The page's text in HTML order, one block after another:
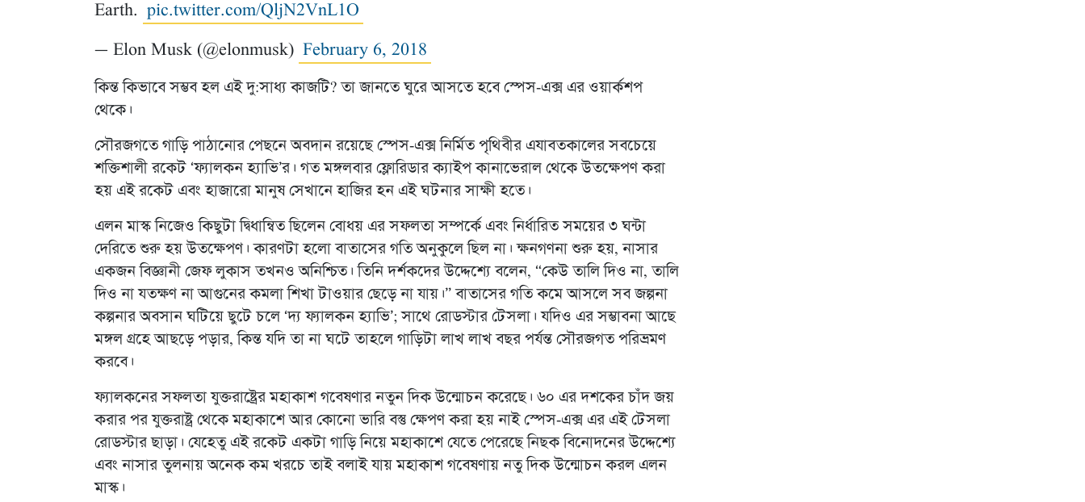
Earth. pic.twitter.com/QljN2VnL1O
— Elon Musk (@elonmusk) February 6, 2018
কিন্ত কিভাবে সম্ভব হল এই দু:সাধ্য কাজটি? তা জানতে ঘুরে আসতে হবে স্পেস-এক্স এর ওয়ার্কশপ
থেকে।
সৌরজগতে গাড়ি পাঠানোর পেছনে অবদান রয়েছে স্পেস-এক্স নির্মিত পৃথিবীর এযাবতকালের সবচেয়ে
শক্তিশালী রকেট ‘ফ্যালকন হ্যাভি’র। গত মঙ্গলবার ফ্লোরিডার ক্যাইপ কানাভেরাল থেকে উতক্ষেপণ করা
হয় এই রকেট এবং হাজারো মানুষ সেখানে হাজির হন এই ঘটনার সাক্ষী হতে।
এলন মাস্ক নিজেও কিছুটা দ্বিধান্বিত ছিলেন বোধয় এর সফলতা সম্পর্কে এবং নির্ধারিত সময়ের ৩ ঘন্টা
দেরিতে শুরু হয় উতক্ষেপণ। কারণটা হলো বাতাসের গতি অনুকুলে ছিল না। ক্ষনগণনা শুরু হয়, নাসার
একজন বিজ্ঞানী জেফ লুকাস তখনও অনিশ্চিত। তিনি দর্শকদের উদ্দেশ্যে বলেন, “কেউ তালি দিও না, তালি
দিও না যতক্ষণ না আগুনের কমলা শিখা টাওয়ার ছেড়ে না যায়।” বাতাসের গতি কমে আসলে সব জল্পনা
কল্পনার অবসান ঘটিয়ে ছুটে চলে ‘দ্য ফ্যালকন হ্যাভি’; সাথে রোডস্টার টেসলা। যদিও এর সম্ভাবনা আছে
মঙ্গল গ্রহে আছড়ে পড়ার, কিন্ত যদি তা না ঘটে তাহলে গাড়িটা লাখ লাখ বছর পর্যন্ত সৌরজগত পরিভ্রমণ
করবে।
ফ্যালকনের সফলতা যুক্তরাষ্ট্রের মহাকাশ গবেষণার নতুন দিক উন্মোচন করেছে। ৬০ এর দশকের চাঁদ জয়
করার পর যুক্তরাষ্ট্র থেকে মহাকাশে আর কোনো ভারি বস্তু ক্ষেপণ করা হয় নাই স্পেস-এক্স এর এই টেসলা
রোডস্টার ছাড়া। যেহেতু এই রকেট একটা গাড়ি নিয়ে মহাকাশে যেতে পেরেছে নিছক বিনোদনের উদ্দেশ্যে
এবং নাসার তুলনায় অনেক কম খরচে তাই বলাই যায় মহাকাশ গবেষণায় নতু দিক উন্মোচন করল এলন
মাস্ক।